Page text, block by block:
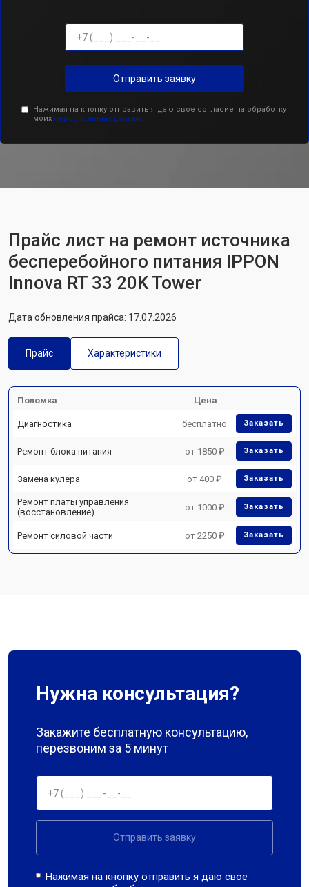
Отправить заявку
Нажимая на кнопку отправить я даю свое согласие на обработку
моих персональных данных.
Прайс лист на ремонт источника
бесперебойного питания IPPON
Innova RT 33 20K Tower
Дата обновления прайса: 17.07.2026
Прайс Характеристики
Поломка Цена
Диагностика бесплатно Заказать
Ремонт блока питания от 1850 ₽ Заказать
Замена кулера от 400 ₽ Заказать
Ремонт платы управления
(восстановление)
от 1000 ₽ Заказать
Ремонт силовой части от 2250 ₽ Заказать
Нужна консультация?
Закажите бесплатную консультацию,
перезвоним за 5 минут
Отправить заявку
Нажимая на кнопку отправить я даю свое